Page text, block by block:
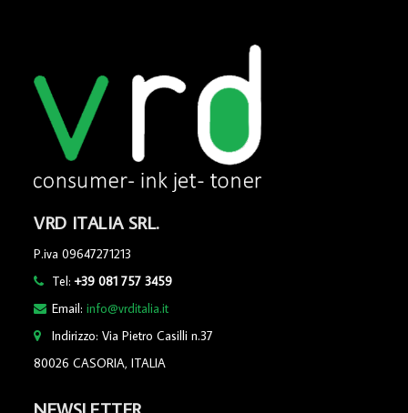
VRD ITALIA SRL.
P.iva 09647271213
Tel:+39 081 757 3459
Email:info@vrditalia.it
Indirizzo: Via Pietro Casilli n.37
80026 CASORIA, ITALIA
NEWSLETTER